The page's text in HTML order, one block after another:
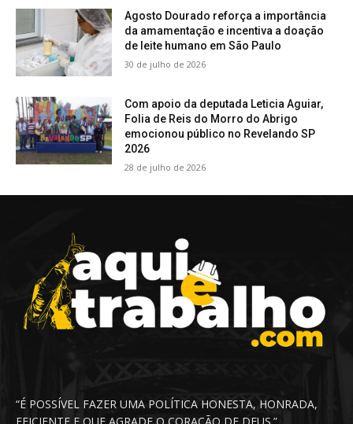
Agosto Dourado reforça a importância
da amamentação e incentiva a doação
de leite humano em São Paulo
30 de julho de 2026
Com apoio da deputada Leticia Aguiar,
Folia de Reis do Morro do Abrigo
emocionou público no Revelando SP
2026
28 de julho de 2026
“É POSSÍVEL FAZER UMA POLÍTICA HONESTA, HONRADA,